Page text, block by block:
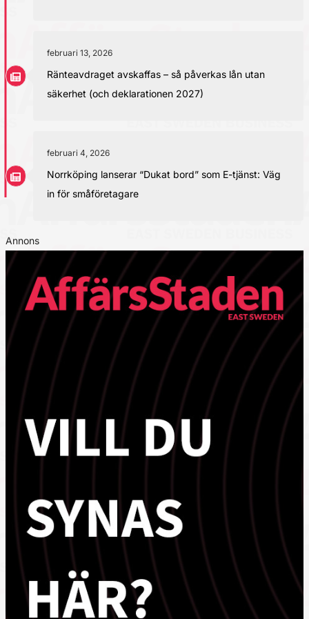
februari 13, 2026
Ränteavdraget avskaffas – så påverkas lån utan
säkerhet (och deklarationen 2027)
februari 4, 2026
Norrköping lanserar “Dukat bord” som E-tjänst: Väg
in för småföretagare
Annons